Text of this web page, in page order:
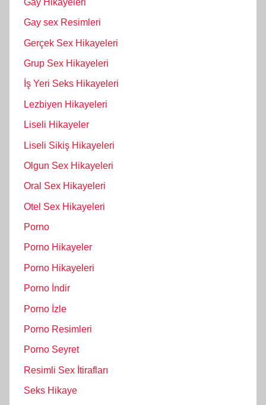
Gay sex Resimleri
Gerçek Sex Hikayeleri
Grup Sex Hikayeleri
İş Yeri Seks Hikayeleri
Lezbiyen Hikayeleri
Liseli Hikayeler
Liseli Sikiş Hikayeleri
Olgun Sex Hikayeleri
Oral Sex Hikayeleri
Otel Sex Hikayeleri
Porno
Porno Hikayeler
Porno Hikayeleri
Porno İndir
Porno İzle
Porno Resimleri
Porno Seyret
Resimli Sex İtirafları
Seks Hikaye